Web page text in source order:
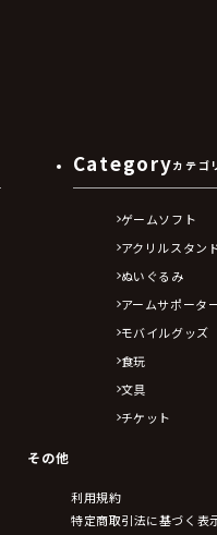
Categoryカテゴ
ゲームソフト
アクリルスタン
ぬいぐるみ
アームサポータ
モバイルグッズ
食玩
文具
チケット
その他
利用規約
特定商取引法に基づく表